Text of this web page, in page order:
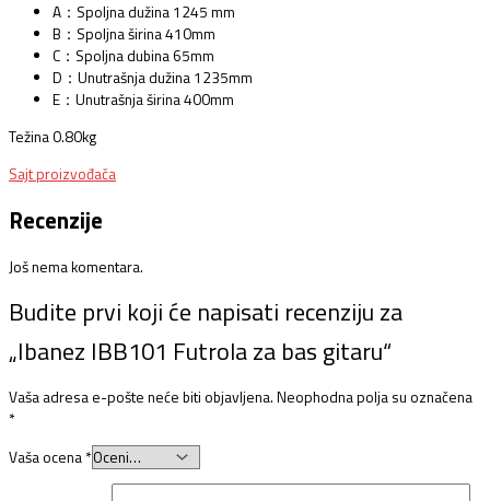
A：Spoljna dužina 1245 mm
B：Spoljna širina 410mm
C：Spoljna dubina 65mm
D：Unutrašnja dužina 1235mm
E：Unutrašnja širina 400mm
Težina 0.80kg
Sajt proizvođača
Recenzije
Još nema komentara.
Budite prvi koji će napisati recenziju za
„Ibanez IBB101 Futrola za bas gitaru“
Vaša adresa e-pošte neće biti objavljena. Neophodna polja su označena
*
Vaša ocena *